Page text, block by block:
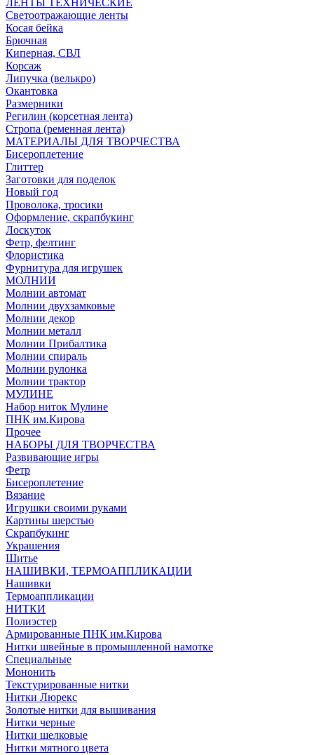
ЛЕНТЫ ТЕХНИЧЕСКИЕ
Светоотражающие ленты
Косая бейка
Брючная
Киперная, СВЛ
Корсаж
Липучка (велькро)
Окантовка
Размерники
Регилин (корсетная лента)
Стропа (ременная лента)
МАТЕРИАЛЫ ДЛЯ ТВОРЧЕСТВА
Бисероплетение
Глиттер
Заготовки для поделок
Новый год
Проволока, тросики
Оформление, скрапбукинг
Лоскуток
Фетр, фелтинг
Флористика
Фурнитура для игрушек
МОЛНИИ
Молнии автомат
Молнии двухзамковые
Молнии декор
Молнии металл
Молнии Прибалтика
Молнии спираль
Молнии рулонка
Молнии трактор
МУЛИНЕ
Набор ниток Мулине
ПНК им.Кирова
Прочее
НАБОРЫ ДЛЯ ТВОРЧЕСТВА
Развивающие игры
Фетр
Бисероплетение
Вязание
Игрушки своими руками
Картины шерстью
Скрапбукинг
Украшения
Шитье
НАШИВКИ, ТЕРМОАППЛИКАЦИИ
Нашивки
Термоаппликации
НИТКИ
Полиэстер
Армированные ПНК им.Кирова
Нитки швейные в промышленной намотке
Специальные
Мононить
Текстурированные нитки
Нитки Люрекс
Золотые нитки для вышивания
Нитки черные
Нитки шелковые
Нитки мятного цвета